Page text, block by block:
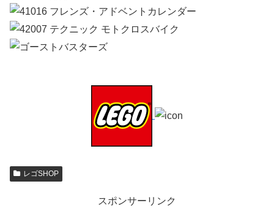
レゴSHOP
スポンサーリンク